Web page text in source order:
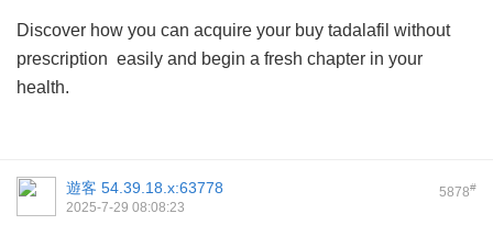
Discover how you can acquire your buy tadalafil without
prescription easily and begin a fresh chapter in your
health.
5878#
遊客 54.39.18.x:63778
2025-7-29 08:08:23